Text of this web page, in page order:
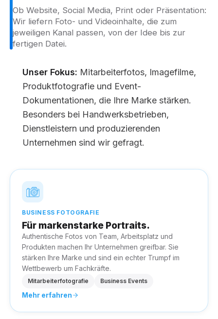
Ob Website, Social Media, Print oder Präsentation:
Wir liefern Foto- und Videoinhalte, die zum
jeweiligen Kanal passen, von der Idee bis zur
fertigen Datei.
Unser Fokus: Mitarbeiterfotos, Imagefilme,
Produktfotografie und Event-
Dokumentationen, die Ihre Marke stärken.
Besonders bei Handwerksbetrieben,
Dienstleistern und produzierenden
Unternehmen sind wir gefragt.
BUSINESS FOTOGRAFIE
Für markenstarke Portraits.
Authentische Fotos von Team, Arbeitsplatz und
Produkten machen Ihr Unternehmen greifbar. Sie
stärken Ihre Marke und sind ein echter Trumpf im
Wettbewerb um Fachkräfte.
Mitarbeiterfotografie Business Events
Mehr erfahren